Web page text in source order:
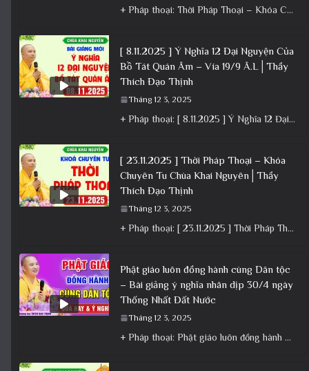
+ Pháp thoại: Thời Pháp Thoại – Khóa Chuyên Tu Ngày 22/11/2025 – TT Thích Đạo Thịnh + Album: Pháp
[ 8.11.2025 ] Ý Nghĩa 12 Đại Nguyện Của
Bồ Tát Quán Âm – Vía 19/9 Â.L│Thầy
Thích Đạo Thịnh
Tháng 12 3, 2025
+ Pháp thoại: [ 8.11.2025 ] Ý Nghĩa 12 Đại Nguyện Của Bồ Tát Quán Âm – Vía 19/9 Â.L│Thầy
[ 23.11.2025 ] Thời Pháp Thoại – Khóa
Chuyên Tu Chùa Khai Nguyên│Thầy
Thích Đạo Thịnh
Tháng 12 3, 2025
+ Pháp thoại: [ 23.11.2025 ] Thời Pháp Thoại – Khóa Chuyên Tu Chùa Khai Nguyên│Thầy Thích Đạo Thịnh +
Phật giáo luôn đồng hành cùng Dân tộc
– Bài giảng ý nghĩa nhân dịp 30/4 ngày
Thống Nhất Đất Nước
Tháng 12 3, 2025
+ Pháp thoại: Phật giáo luôn đồng hành cùng Dân tộc – Bài giảng ý nghĩa nhân dịp 30/4 ngày